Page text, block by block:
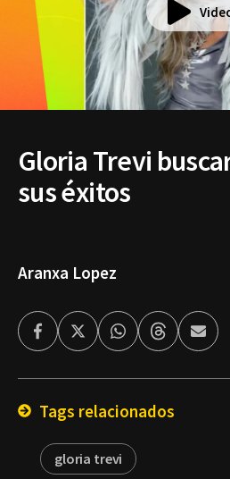
Gloria Trevi
sus éxitos
Aranxa Lopez
FacebookTwitterWhatsappThreadsEnviar
por
Tags relacionados
gloria trevi